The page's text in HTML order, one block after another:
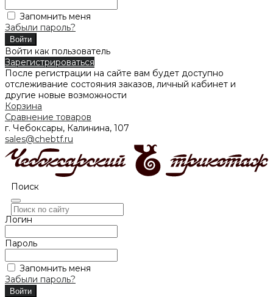
Запомнить меня
Забыли пароль?
Войти как пользователь
Зарегистрироваться
После регистрации на сайте вам будет доступно
отслеживание состояния заказов, личный кабинет и
другие новые возможности
Корзина
Сравнение товаров
г. Чебоксары, Калинина, 107
sales@chebtf.ru
Поиск
Логин
Пароль
Запомнить меня
Забыли пароль?